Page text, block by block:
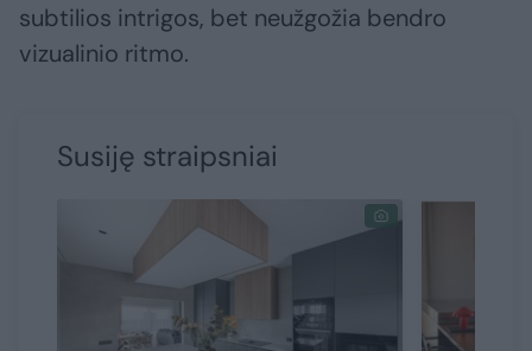
subtilios intrigos, bet neužgožia bendro
vizualinio ritmo.
Susiję straipsniai